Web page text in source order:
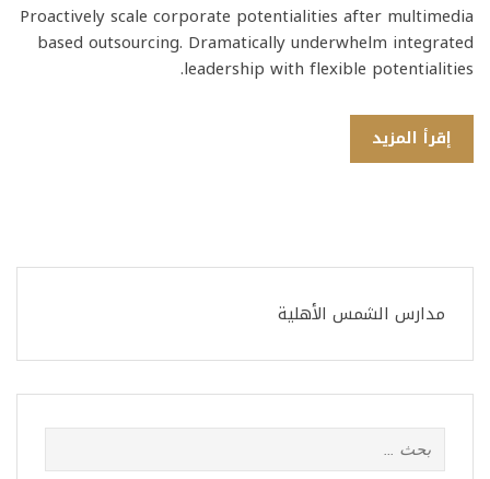
Proactively scale corporate potentialities after multimedia
based outsourcing. Dramatically underwhelm integrated
leadership with flexible potentialities.
إقرأ المزيد
مدارس الشمس الأهلية
البحث
عن: